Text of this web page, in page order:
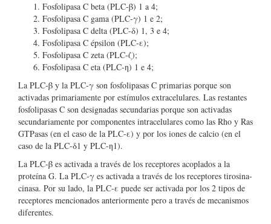
Fosfolipasa C beta (PLC-β) 1 a 4;
Fosfolipasa C gama (PLC-γ) 1 e 2;
Fosfolipasa C delta (PLC-δ) 1, 3 e 4;
Fosfolipasa C épsilon (PLC-ε);
Fosfolipasa C zeta (PLC-ζ);
Fosfolipasa C eta (PLC-η) 1 e 4;
La PLC-β y la PLC-γ son fosfolipasas C primarias porque son
activadas primariamente por estímulos extracelulares. Las restantes
fosfolipasas C son designadas secundarias porque son activadas
secundariamente por componentes intracelulares como las Rho y Ras
GTPasas (en el caso de la PLC-ε) y por los iones de calcio (en el
caso de la PLC-δ1 y PLC-η1).
La PLC-β es activada a través de los receptores acoplados a la
proteína G. La PLC-γ es activada a través de los receptores tirosina-
cinasa. Por su lado, la PLC-ε puede ser activada por los 2 tipos de
receptores mencionados anteriormente pero a través de mecanismos
diferentes.